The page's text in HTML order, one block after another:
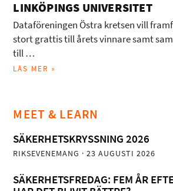
LINKÖPINGS UNIVERSITET
Dataföreningen Östra kretsen vill
stort grattis till årets vinnare samt
till …
LÄS MER »
MEET & LEARN
SÄKERHETSKRYSSNING 2026
RIKSEVENEMANG · 23 AUGUSTI 2026
SÄKERHETSFREDAG: FEM ÅR